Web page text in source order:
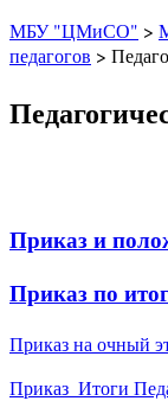
МБУ "ЦМиСО" >
педагогов >
Приказ и
Приказ по
Приказ на очный
Приказ_Итоги